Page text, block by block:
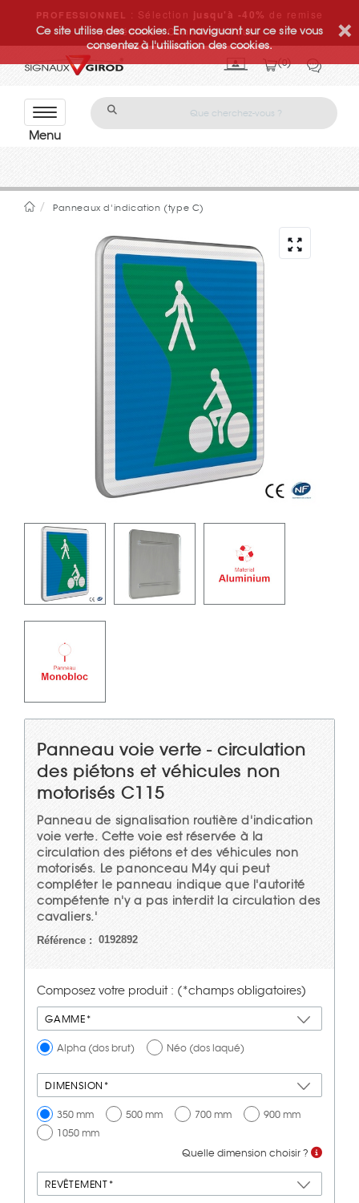
Ce site utilise des cookies. En naviguant sur ce site vous
consentez à l'utilisation des cookies.
PROFESSIONNEL : Sélection jusqu'à -40% de remise
immédiate ! Connectez-vous.
0
Con
Panneaux d'indication (type C)
Panneau voie verte - circulation
des piétons et véhicules non
motorisés C115
Panneau de signalisation routière d'indication
voie verte. Cette voie est réservée à la
circulation des piétons et des véhicules non
motorisés. Le panonceau M4y qui peut
compléter le panneau indique que l'autorité
compétente n'y a pas interdit la circulation des
cavaliers.'
Référence : 0192892
Composez votre produit : (*champs obligatoires)
GAMME*
Alpha (dos brut) Néo (dos laqué)
DIMENSION*
350 mm 500 mm 700 mm
900 mm
1050 mm
Quelle dimension choisir ?
REVÊTEMENT*